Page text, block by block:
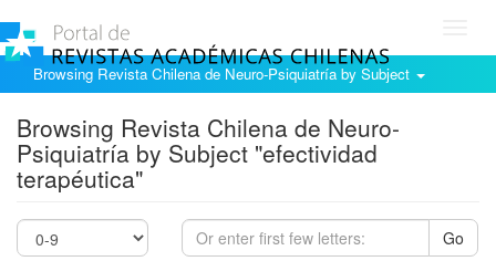
Browsing Revista Chilena de Neuro-Psiquiatría by Subject
Browsing Revista Chilena de Neuro-
Psiquiatría by Subject "efectividad
terapéutica"
Go